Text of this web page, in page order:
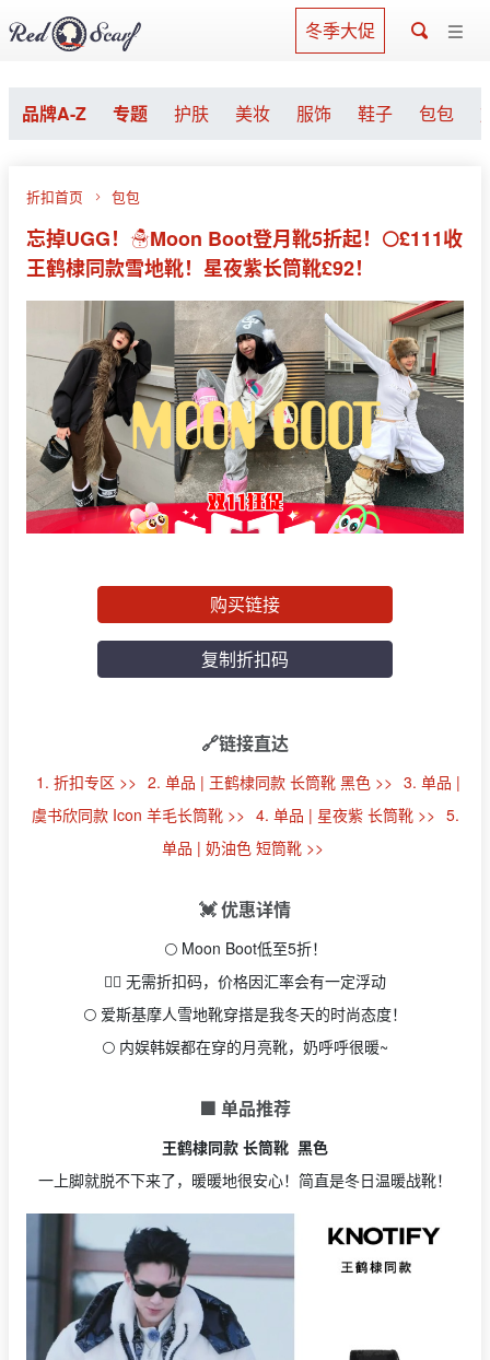
冬季大促
品牌A-Z 专题 护肤 美妆 服饰 鞋子 包包
折扣首页 包包
忘掉UGG！☃️Moon Boot登月靴5折起！🌕£111收
王鹤棣同款雪地靴！星夜紫长筒靴£92！
购买链接
复制折扣码
🔗链接直达
1. 折扣专区 >> 2. 单品 | 王鹤棣同款 长筒靴 黑色 >> 3. 单品 |
虞书欣同款 Icon 羊毛长筒靴 >> 4. 单品 | 星夜紫 长筒靴 >> 5.
单品 | 奶油色 短筒靴 >>
💓 优惠详情
🌕 Moon Boot低至5折！
👉🏻 无需折扣码，价格因汇率会有一定浮动
🌕 爱斯基摩人雪地靴穿搭是我冬天的时尚态度！
🌕 内娱韩娱都在穿的月亮靴，奶呼呼很暖~
🟩 单品推荐
王鹤棣同款 长筒靴 黑色
一上脚就脱不下来了，暖暖地很安心！简直是冬日温暖战靴！